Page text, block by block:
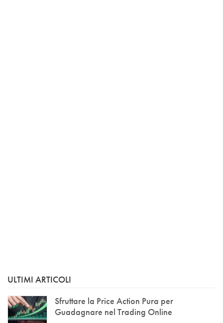
ULTIMI ARTICOLI
Sfruttare la Price Action Pura per
Guadagnare nel Trading Online